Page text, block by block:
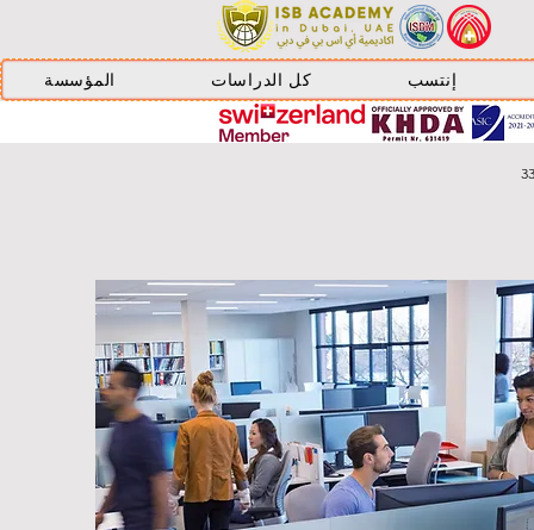
المؤسسة كل الدراسات إنتسب